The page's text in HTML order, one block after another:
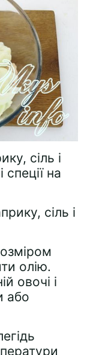
сіль і
на
олію.
овочі і
або